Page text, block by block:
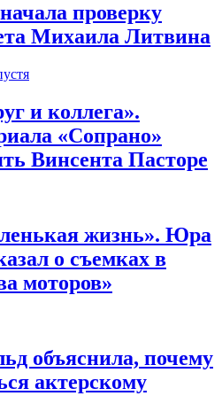
проверку
Михаила Литвина
и коллега».
«Сопрано»
Винсента Пасторе
жизнь». Юра
о съемках в
моторов»
объяснила, почему
актерскому